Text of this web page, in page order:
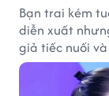
Bạn trai kém
diễn xuất
giả tiếc nuối